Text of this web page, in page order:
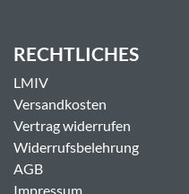
RECHTLICHES
LMIV
Versandkosten
Vertrag widerrufen
Widerrufsbelehrung
AGB
Impressum